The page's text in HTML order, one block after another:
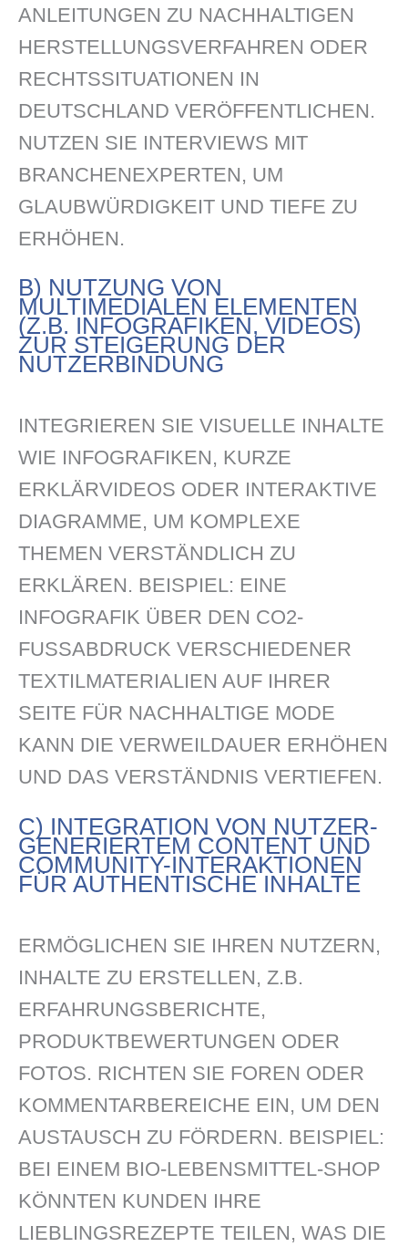
ANLEITUNGEN ZU NACHHALTIGEN
HERSTELLUNGSVERFAHREN ODER
RECHTSSITUATIONEN IN
DEUTSCHLAND VERÖFFENTLICHEN.
NUTZEN SIE INTERVIEWS MIT
BRANCHENEXPERTEN, UM
GLAUBWÜRDIGKEIT UND TIEFE ZU
ERHÖHEN.
B) NUTZUNG VON
MULTIMEDIALEN ELEMENTEN
(Z.B. INFOGRAFIKEN, VIDEOS)
ZUR STEIGERUNG DER
NUTZERBINDUNG
INTEGRIEREN SIE VISUELLE INHALTE
WIE INFOGRAFIKEN, KURZE
ERKLÄRVIDEOS ODER INTERAKTIVE
DIAGRAMME, UM KOMPLEXE
THEMEN VERSTÄNDLICH ZU
ERKLÄREN. BEISPIEL: EINE
INFOGRAFIK ÜBER DEN CO2-
FUSSABDRUCK VERSCHIEDENER T
EXTILMATERIALIEN AUF IHRER S
EITE FÜR NACHHALTIGE MODE K
ANN DIE VERWEILDAUER ERHÖHEN U
ND DAS VERSTÄNDNIS VERTIEFEN.
C) INTEGRATION VON NUTZER-
GENERIERTEM CONTENT UND
COMMUNITY-INTERAKTIONEN
FÜR AUTHENTISCHE INHALTE
ERMÖGLICHEN SIE IHREN NUTZERN,
INHALTE ZU ERSTELLEN, Z.B.
ERFAHRUNGSBERICHTE,
PRODUKTBEWERTUNGEN ODER
FOTOS. RICHTEN SIE FOREN ODER
KOMMENTARBEREICHE EIN, UM DEN
AUSTAUSCH ZU FÖRDERN. BEISPIEL:
BEI EINEM BIO-LEBENSMITTEL-SHOP
KÖNNTEN KUNDEN IHRE
LIEBLINGSREZEPTE TEILEN, WAS DIE